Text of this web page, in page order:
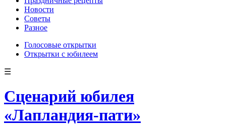
Новости
Советы
Разное
Голосовые открытки
Открытки с юбилеем
☰
Сценарий юбилея
«Лапландия-пати»